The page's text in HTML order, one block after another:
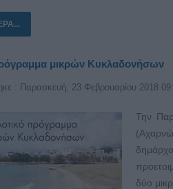
μικρών Κυκλαδονήσων
: Παρασκευή, 23 Φεβρουαρίου 2018
Την
δύο